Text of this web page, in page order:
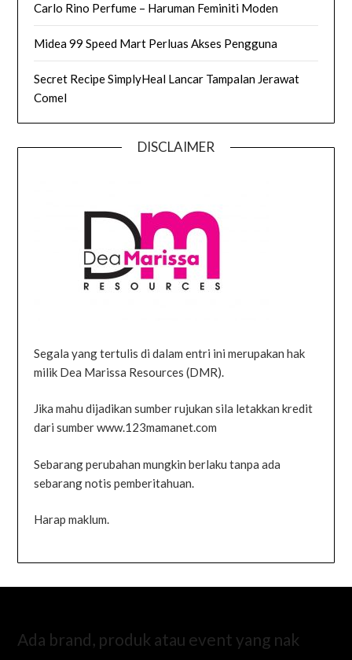
Carlo Rino Perfume – Haruman Feminiti Moden
Midea 99 Speed Mart Perluas Akses Pengguna
Secret Recipe SimplyHeal Lancar Tampalan Jerawat
Comel
DISCLAIMER
Segala yang tertulis di dalam entri ini merupakan hak
milik Dea Marissa Resources (DMR).
Jika mahu dijadikan sumber rujukan sila letakkan kredit
dari sumber www.123mamanet.com
Sebarang perubahan mungkin berlaku tanpa ada
sebarang notis pemberitahuan.
Harap maklum.
Ada brand, produk atau event yang nak